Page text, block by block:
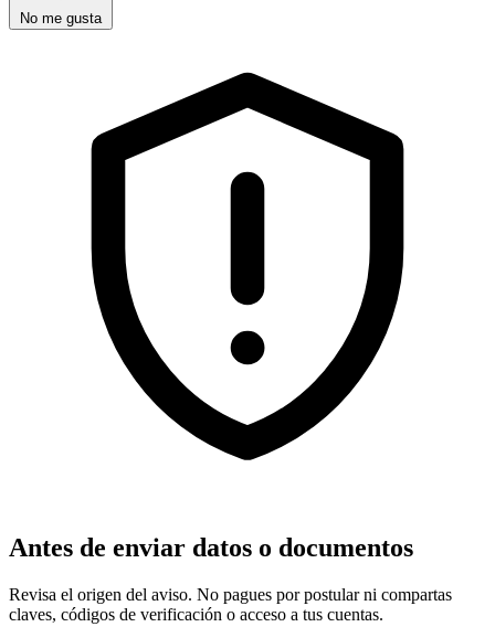
No me gusta
Antes de enviar datos o documentos
Revisa el origen del aviso. No pagues por postular ni compartas
claves, códigos de verificación o acceso a tus cuentas.